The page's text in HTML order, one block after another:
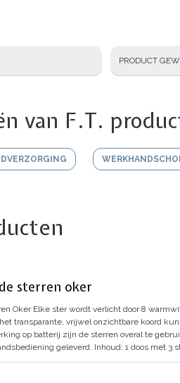
PRODUCT
van F.T.
sterren oker
Oker Elke ster wordt verlicht door 8
transparante, vrijwel onzichtbare koord
op batterij zijn de sterren overal te
geleverd. Inhoud: 1 doos met 3